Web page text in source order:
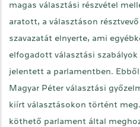
magas választási részvétel
aratott, a választáson
szavazatát elnyerte, ami
elfogadott választási
jelentett a parlamentben.
Magyar Péter választási
kiírt választásokon történt
köthető parlament által